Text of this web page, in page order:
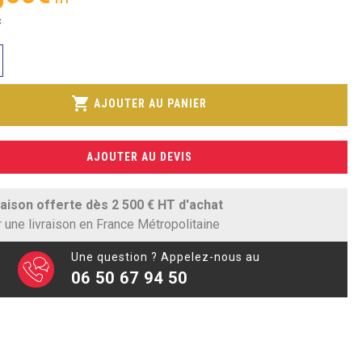
shopping_cart AJOUTER AU PANIER
AJOUTER AU DEVIS
offerte dès 2 500 € HT d'achat
une livraison en France Métropolitaine
Une question ? Appelez-nous au
06 50 67 94 50